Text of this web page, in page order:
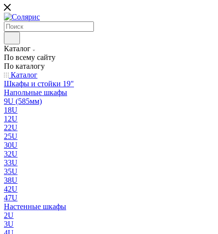
Каталог
По всему сайту
По каталогу
Каталог
Шкафы и стойки 19"
Напольные шкафы
9U (585мм)
18U
12U
22U
25U
30U
32U
33U
35U
38U
42U
47U
Настенные шкафы
2U
3U